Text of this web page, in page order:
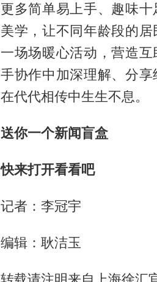
更多简单易上手、趣味
美学，让不同年龄段的
一场场暖心活动，营造
手协作中加深理解、分
在代代相传中生生不息。
送你一个新闻盲盒
快来打开看看吧
记者：李冠宇
编辑：耿洁玉